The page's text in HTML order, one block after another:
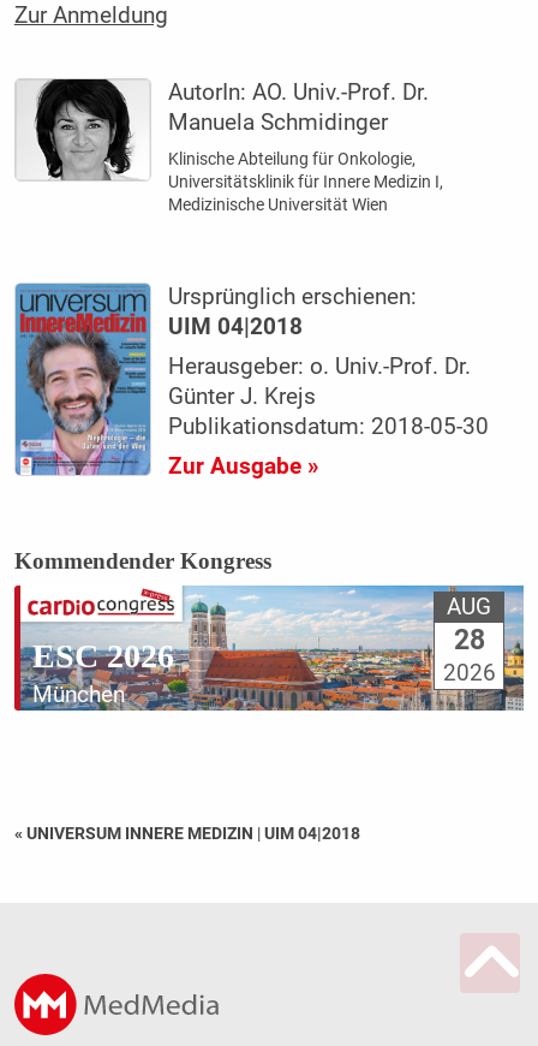
Zur Anmeldung
AutorIn:AO. Univ.-Prof. Dr.
Manuela Schmidinger
Klinische Abteilung für Onkologie,
Universitätsklinik für Innere Medizin I,
Medizinische Universität Wien
Ursprünglich erschienen:
UIM 04|2018
Herausgeber: o. Univ.-Prof. Dr.
Günter J. Krejs
Publikationsdatum: 2018-05-30
Zur Ausgabe »
Kommendender Kongress
ESC 2026
München
AUG
28
2026
« UNIVERSUM INNERE MEDIZIN |UIM 04|2018